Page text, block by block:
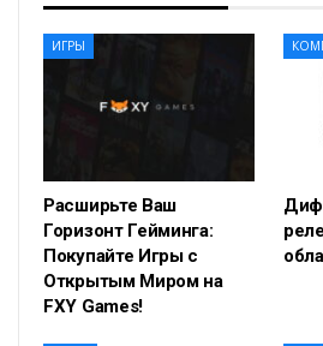
ИГРЫ
Расширьте Ваш
Горизонт Гейминга:
Покупайте Игры с
Открытым Миром на
FXY Games!